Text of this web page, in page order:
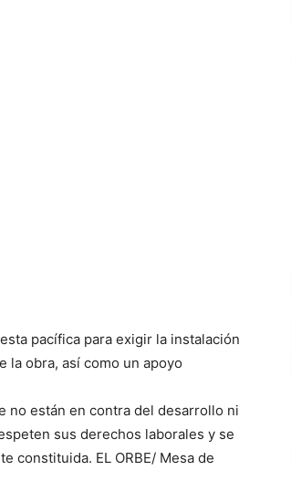
pacífica para exigir la instalación
la obra, así como un apoyo
no están en contra del desarrollo ni
sus derechos laborales y se
constituida. EL ORBE/ Mesa de